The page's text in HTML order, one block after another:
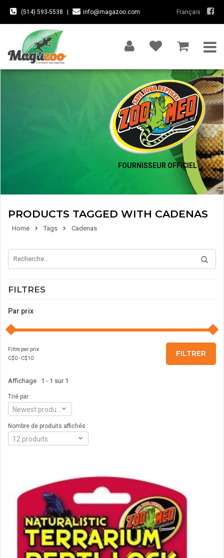
(514) 593-5538 info@magazoo.com Français
FOURNISSEUR OFFICIEL
PRODUCTS TAGGED WITH CADENAS
Home Tags Cadenas
FILTRES
Par prix
Filtre par prix
C$0- C$10
FILTRER
Affichage 1 - 1 sur 1
Trié par :
Nombre de produits affichés :
12 produits